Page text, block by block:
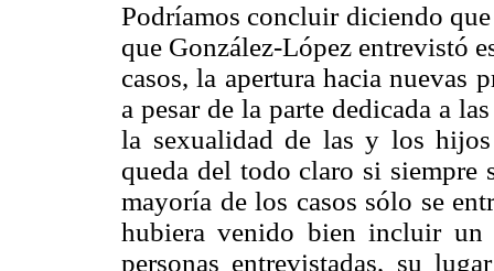
Podríamos concluir diciendo
que González-López entrevistó
casos, la apertura hacia nuevas
a pesar de la parte dedicada a
la sexualidad de las y los hijos
queda del todo claro si siempre
mayoría de los casos sólo se
hubiera venido bien incluir un
personas entrevistadas, su